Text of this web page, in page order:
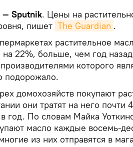
— Sputnik. Цены на
пишет The Guardian .
растительное
на 22%, больше, чем год
которого
подорожало.
домохозяйств покупают
они тратят на него
в год. По словам Майка
масло каждые восемь-
из них отправятся в